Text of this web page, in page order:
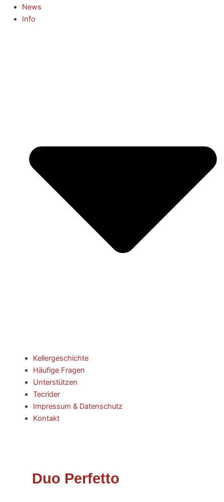
News
Info
Kellergeschichte
Häufige Fragen
Unterstützen
Tecrider
Impressum & Datenschutz
Kontakt
Duo Perfetto